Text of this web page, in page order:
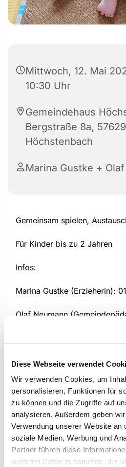
Diese Webseite verwendet
Wir verwenden Cookies, um
personalisieren, Funktionen für
zu können und die Zugriffe auf
analysieren. Außerdem geben
Verwendung unserer Website an
soziale Medien, Werbung und
Partner führen diese
weiteren Daten zusammen, die
Mittwoch, 12. Mai
10:30 Uhr
Gemeindehaus
Bergstraße 8a, 57629
Höchstenbach
Marina Gustke +
Gemeinsam spielen,
Für Kinder bis zu 2 Jahren
Infos:
Marina Gustke (Erzieherin):
Olaf Neumann
0151/53510827 +